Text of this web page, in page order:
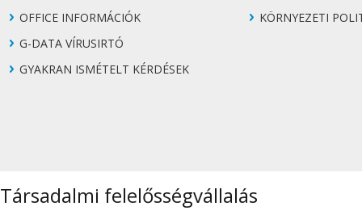
OFFICE INFORMÁCIÓK
G-DATA VÍRUSIRTÓ
GYAKRAN ISMÉTELT KÉRDÉSEK
KÖRNYEZETI
Társadalmi felelősségvállalás